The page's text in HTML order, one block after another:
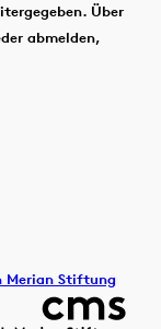
Über
abmelden,
Merian Stiftung